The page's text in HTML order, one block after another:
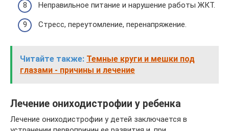
Неправильное питание и нарушение работы ЖКТ.
Стресс, переутомление, перенапряжение.
Читайте также: Темные круги и мешки под
глазами - причины и лечение
Лечение ониходистрофии у ребенка
Лечение ониходистрофии у детей заключается в